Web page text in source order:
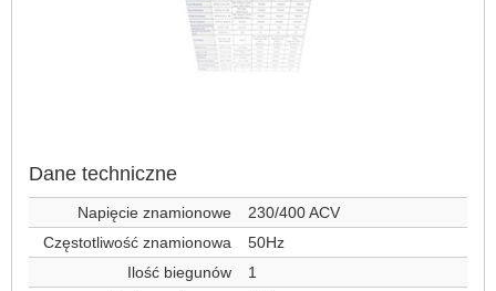
Dane techniczne
Napięcie znamionowe
230/400 ACV
Częstotliwość znamionowa
50Hz
Ilość biegunów
1